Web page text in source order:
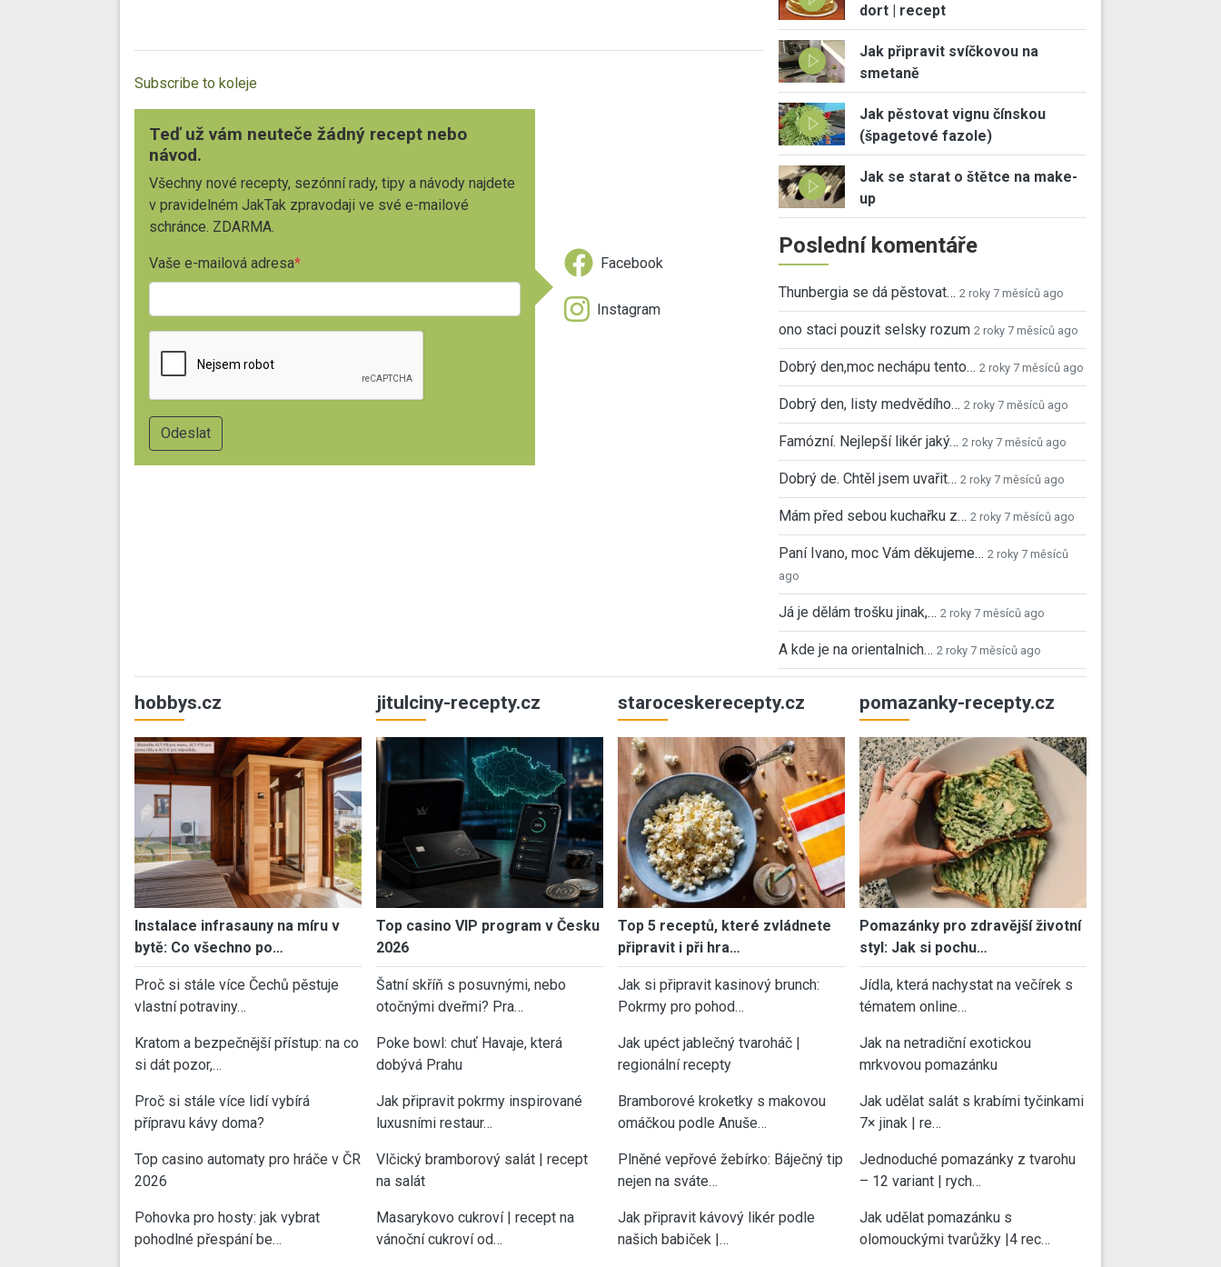
Subscribe to koleje
Teď už vám neuteče žádný recept nebo
návod.
Všechny nové recepty, sezónní rady, tipy a návody najdete
v pravidelném JakTak zpravodaji ve své e-mailové
schránce. ZDARMA.
Vaše e-mailová adresa Facebook
Instagram
dort | recept
Jak připravit svíčkovou na
smetaně
Jak pěstovat vignu čínskou
(špagetové fazole)
Jak se starat o štětce na make-
up
Poslední komentáře
Thunbergia se dá pěstovat… 2 roky 7 měsíců ago
ono staci pouzit selsky rozum 2 roky 7 měsíců ago
Dobrý den,moc nechápu tento… 2 roky 7 měsíců ago
Dobrý den, listy medvědího… 2 roky 7 měsíců ago
Famózní. Nejlepší likér jaký… 2 roky 7 měsíců ago
Dobrý de. Chtěl jsem uvařit… 2 roky 7 měsíců ago
Mám před sebou kuchařku z… 2 roky 7 měsíců ago
Paní Ivano, moc Vám děkujeme… 2 roky 7 měsíců
ago
Já je dělám trošku jinak,… 2 roky 7 měsíců ago
A kde je na orientalnich… 2 roky 7 měsíců ago
hobbys.cz
Instalace infrasauny na míru v
bytě: Co všechno po…
Proč si stále více Čechů pěstuje
vlastní potraviny…
Kratom a bezpečnější přístup: na co
si dát pozor,…
Proč si stále více lidí vybírá
přípravu kávy doma?
Top casino automaty pro hráče v ČR
2026
Pohovka pro hosty: jak vybrat
pohodlné přespání be…
jitulciny-recepty.cz
Top casino VIP program v Česku
2026
Šatní skříň s posuvnými, nebo
otočnými dveřmi? Pra…
Poke bowl: chuť Havaje, která
dobývá Prahu
Jak připravit pokrmy inspirované
luxusními restaur…
Vlčický bramborový salát | recept
na salát
Masarykovo cukroví | recept na
vánoční cukroví od…
staroceskerecepty.cz
Top 5 receptů, které zvládnete
připravit i při hra…
Jak si připravit kasinový brunch:
Pokrmy pro pohod…
Jak upéct jablečný tvaroháč |
regionální recepty
Bramborové kroketky s makovou
omáčkou podle Anuše…
Plněné vepřové žebírko: Báječný tip
nejen na sváte…
Jak připravit kávový likér podle
našich babiček |…
pomazanky-recepty.cz
Pomazánky pro zdravější životní
styl: Jak si pochu…
Jídla, která nachystat na večírek s
tématem online…
Jak na netradiční exotickou
mrkvovou pomazánku
Jak udělat salát s krabími tyčinkami
7× jinak | re…
Jednoduché pomazánky z tvarohu
– 12 variant | rych…
Jak udělat pomazánku s
olomouckými tvarůžky |4 rec…